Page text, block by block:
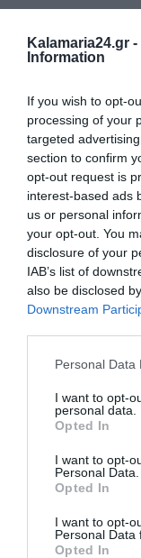
Kalamaria24.gr -
Information
If you wish to opt-
processing of your
targeted
section to confirm
opt-out request is
interest-based ads
us or personal
your opt-out. You
disclosure of your
IAB’s list of
also be disclosed
Downstream
Personal Data
I want to opt-
personal data.
Opted In
I want to opt-
Personal Data.
Opted In
I want to opt-
Personal Data
Opted In
Tags: ΠΕΡΙΞ
ΔΗΜΟΣΊΕΥΣΗ